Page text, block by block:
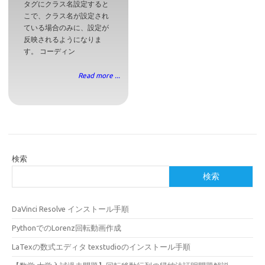
タグにクラス名設定すると
こで、クラス名が設定され
ている場合のみに、設定が
反映されるようになりま
す。 コーディン
Read more ...
検索
検索
DaVinci Resolve インストール手順
PythonでのLorenz回転動画作成
LaTexの数式エディタ texstudioのインストール手順